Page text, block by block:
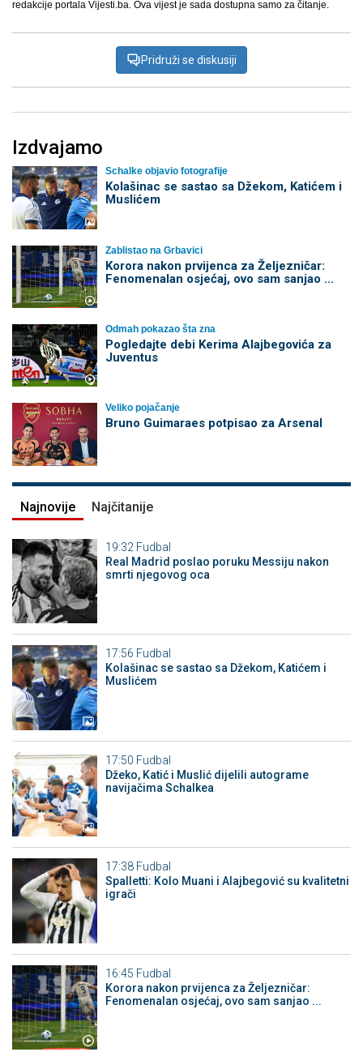
redakcije portala Vijesti.ba. Ova vijest je sada dostupna samo za čitanje.
Pridruži se diskusiji
Izdvajamo
Schalke objavio fotografije
Kolašinac se sastao sa Džekom, Katićem i
Muslićem
Zablistao na Grbavici
Korora nakon prvijenca za Željezničar:
Fenomenalan osjećaj, ovo sam sanjao ...
Odmah pokazao šta zna
Pogledajte debi Kerima Alajbegovića za
Juventus
Veliko pojačanje
Bruno Guimaraes potpisao za Arsenal
Najnovije Najčitanije
19:32 Fudbal
Real Madrid poslao poruku Messiju nakon
smrti njegovog oca
17:56 Fudbal
Kolašinac se sastao sa Džekom, Katićem i
Muslićem
17:50 Fudbal
Džeko, Katić i Muslić dijelili autograme
navijačima Schalkea
17:38 Fudbal
Spalletti: Kolo Muani i Alajbegović su kvalitetni
igrači
16:45 Fudbal
Korora nakon prvijenca za Željezničar:
Fenomenalan osjećaj, ovo sam sanjao ...